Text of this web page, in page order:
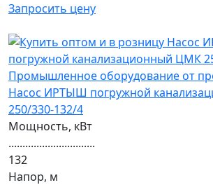
Запросить цену
Насос ИРТЫШ погружной
250/330-132/4
Мощность, кВт
...............................
132
Напор, м